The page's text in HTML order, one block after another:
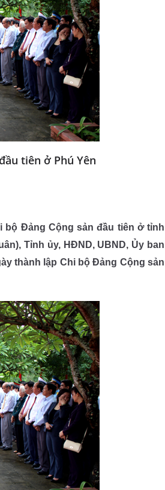
tiên ở Phú Yên
bộ Đảng Cộng sản đầu tiên ở tỉnh
Tỉnh ủy, HĐND, UBND, Ủy ban
thành lập Chi bộ Đảng Cộng sản